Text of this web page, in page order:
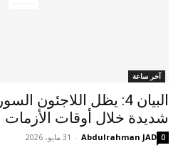
آخر ساعة
البيان 4: يظل
شديدة خلال أوقات الأزمات
Abdulrahman JAD
- 31 مايو، 2026 0